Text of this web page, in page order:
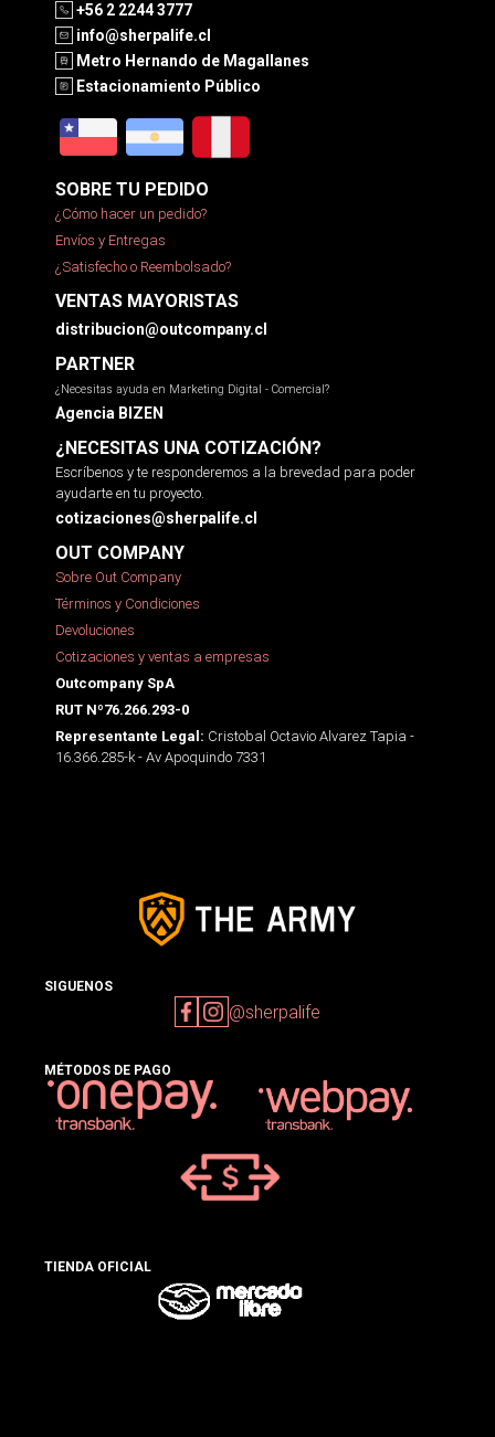
+56 2 2244 3777
info@sherpalife.cl
Metro Hernando de Magallanes
Estacionamiento Público
SOBRE TU PEDIDO
¿Cómo hacer un pedido?
Envíos y Entregas
¿Satisfecho o Reembolsado?
VENTAS MAYORISTAS
distribucion@outcompany.cl
PARTNER
¿Necesitas ayuda en Marketing Digital - Comercial?
Agencia BIZEN
¿NECESITAS UNA COTIZACIÓN?
Escríbenos y te responderemos a la brevedad para poder
ayudarte en tu proyecto.
cotizaciones@sherpalife.cl
OUT COMPANY
Sobre Out Company
Términos y Condiciones
Devoluciones
Cotizaciones y ventas a empresas
Outcompany SpA
RUT Nº76.266.293-0
Representante Legal: Cristobal Octavio Alvarez Tapia -
16.366.285-k - Av Apoquindo 7331
SIGUENOS
@sherpalife
MÉTODOS DE PAGO
TIENDA OFICIAL